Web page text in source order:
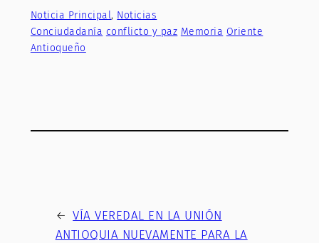
Noticia Principal, Noticias
Conciudadanía conflicto y paz Memoria Oriente
Antioqueño
← VÍA VEREDAL EN LA UNIÓN
ANTIOQUIA NUEVAMENTE PARA LA